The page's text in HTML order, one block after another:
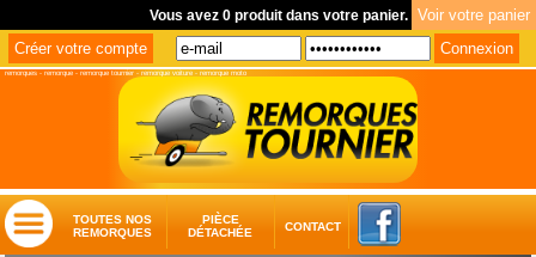
Vous avez 0 produit dans votre panier.
remorques -remorque -remorque tournier -remorque voiture -remorque moto
TOUTES NOS
REMORQUES
PIÈCE
DÉTACHÉE
CONTACT